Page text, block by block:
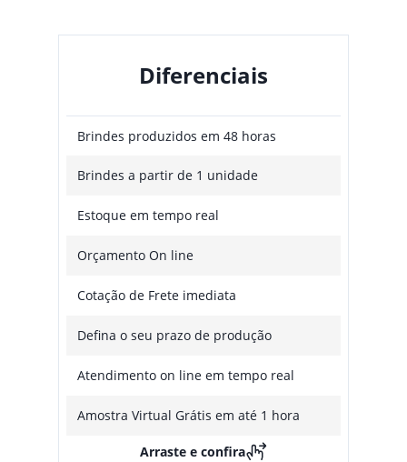
Diferenciais
Brindes produzidos em 48 horas
Brindes a partir de 1 unidade
Estoque em tempo real
Orçamento On line
Cotação de Frete imediata
Defina o seu prazo de produção
Atendimento on line em tempo real
Amostra Virtual Grátis em até 1 hora
Arraste e confira